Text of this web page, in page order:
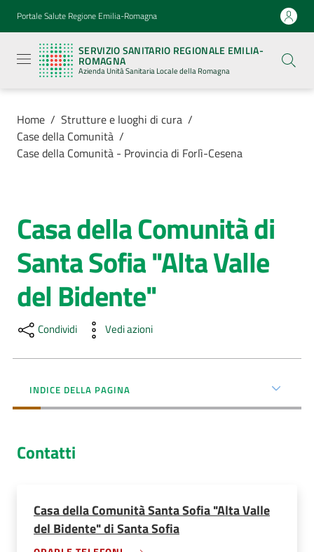
Vai al contenuto
Vai alla navigazione
Vai al footer
Portale Salute Regione Emilia-Romagna
SERVIZIO SANITARIO REGIONALE EMILIA-
ROMAGNA
Azienda Unità Sanitaria Locale della Romagna
Sanitario
Regionale
Emilia-
Romagna
Azienda
Sanitaria
Locale della
Romagna
Servizi
Luoghi
di
cura
Menu selezionato
AUSL
Comunica
Dedicato
Home / Strutture e luoghi di cura /
Case della Comunità /
Case della Comunità - Provincia di Forlì-Cesena
Salta al contenuto
Casa della Comunità di
Santa Sofia "Alta Valle
del Bidente"
Condividi Vedi azioni
INDICE DELLA PAGINA
Contatti
Casa della Comunità Santa Sofia "Alta Valle
del Bidente" di Santa Sofia